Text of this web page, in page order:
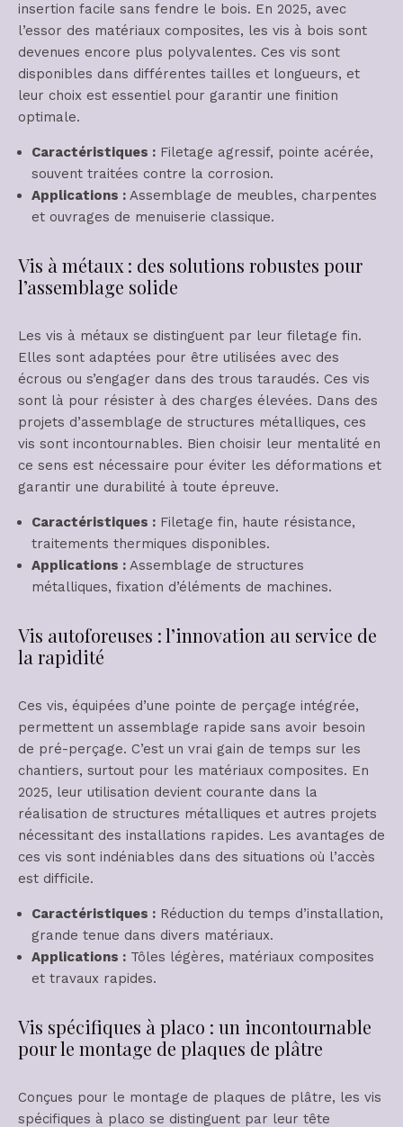
insertion facile sans fendre le bois. En 2025, avec
l’essor des matériaux composites, les vis à bois sont
devenues encore plus polyvalentes. Ces vis sont
disponibles dans différentes tailles et longueurs, et
leur choix est essentiel pour garantir une finition
optimale.
Caractéristiques : Filetage agressif, pointe acérée,
souvent traitées contre la corrosion.
Applications : Assemblage de meubles, charpentes
et ouvrages de menuiserie classique.
Vis à métaux : des solutions robustes pour
l’assemblage solide
Les vis à métaux se distinguent par leur filetage fin.
Elles sont adaptées pour être utilisées avec des
écrous ou s’engager dans des trous taraudés. Ces vis
sont là pour résister à des charges élevées. Dans des
projets d’assemblage de structures métalliques, ces
vis sont incontournables. Bien choisir leur mentalité en
ce sens est nécessaire pour éviter les déformations et
garantir une durabilité à toute épreuve.
Caractéristiques : Filetage fin, haute résistance,
traitements thermiques disponibles.
Applications : Assemblage de structures
métalliques, fixation d’éléments de machines.
Vis autoforeuses : l’innovation au service de
la rapidité
Ces vis, équipées d’une pointe de perçage intégrée,
permettent un assemblage rapide sans avoir besoin
de pré-perçage. C’est un vrai gain de temps sur les
chantiers, surtout pour les matériaux composites. En
2025, leur utilisation devient courante dans la
réalisation de structures métalliques et autres projets
nécessitant des installations rapides. Les avantages de
ces vis sont indéniables dans des situations où l’accès
est difficile.
Caractéristiques : Réduction du temps d’installation,
grande tenue dans divers matériaux.
Applications : Tôles légères, matériaux composites
et travaux rapides.
Vis spécifiques à placo : un incontournable
pour le montage de plaques de plâtre
Conçues pour le montage de plaques de plâtre, les vis
spécifiques à placo se distinguent par leur tête